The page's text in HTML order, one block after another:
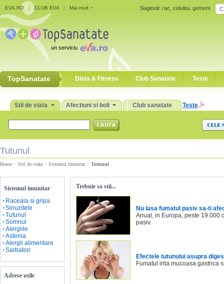
Sugestii: rac,celulita,gemeni
EVA.RO | CLUB EVA | Mai mult
un serviciu
TopSanatate Dieta & Fitness Club Sanatate Teste
Stil de viata Afectiuni si boli Club sanatate Teste
Tutunul
Home > Stil de viata > Sistemul imunitar> Tutunul
Sistemul imunitar
Raceala si gripa
Sinuzitele
Tutunul
Somnul
Alergiile
Astenia
Alergii alimentare
Sarbatori
Adrese utile
Trebuie sa stii...
Nu lasa fumatul pasiv sa-ti
Anual, in Europa, peste 19.000
pasiv.
Efectele tutunului asupra
Fumatul irita mucoasa gastrica